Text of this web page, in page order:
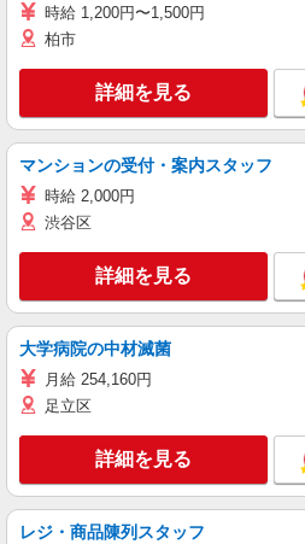
時給 1,200円〜1,500円
柏市
詳細を見る
マンションの受付・案内スタッフ
時給 2,000円
渋谷区
詳細を見る
大学病院の中材滅菌
月給 254,160円
足立区
詳細を見る
レジ・商品陳列スタッフ